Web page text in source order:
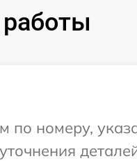
номеру,